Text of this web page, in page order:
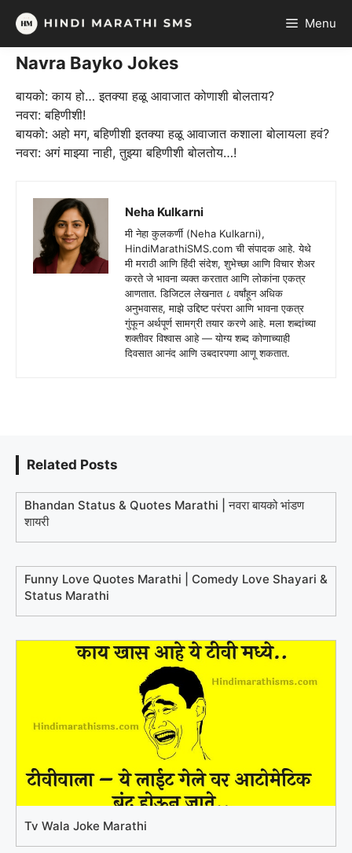
Skip
content
Menu
Navra Bayko Jokes
बायको: काय हो… इतक्या हळू आवाजात कोणाशी बोलताय?
नवरा: बहिणीशी!
बायको: अहो मग, बहिणीशी इतक्या हळू आवाजात कशाला बोलायला हवं?
नवरा: अगं माझ्या नाही, तुझ्या बहिणीशी बोलतोय…!
Neha Kulkarni
मी नेहा कुलकर्णी (Neha Kulkarni),
HindiMarathiSMS.com ची संपादक आहे. येथे
मी मराठी आणि हिंदी संदेश, शुभेच्छा आणि विचार शेअर
करते जे भावना व्यक्त करतात आणि लोकांना एकत्र
आणतात. डिजिटल लेखनात ८ वर्षांहून अधिक
अनुभवासह, माझे उद्दिष्ट परंपरा आणि भावना एकत्र
गुंफून अर्थपूर्ण सामग्री तयार करणे आहे. मला शब्दांच्या
शक्तीवर विश्वास आहे — योग्य शब्द कोणाच्याही
दिवसात आनंद आणि उबदारपणा आणू शकतात.
Related Posts
Bhandan Status & Quotes Marathi | नवरा बायको भांडण
शायरी
Funny Love Quotes Marathi | Comedy Love Shayari &
Status Marathi
Tv Wala Joke Marathi